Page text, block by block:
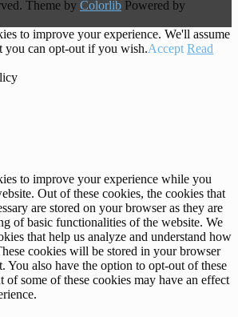
Theme by Colorlib Powered by
to improve your experience. We'll assume
you can opt-out if you wish.Accept Read
to improve your experience while you
Out of these cookies, the cookies that
are stored on your browser as they are
of basic functionalities of the website. We
that help us analyze and understand how
cookies will be stored in your browser
You also have the option to opt-out of these
some of these cookies may have an effect